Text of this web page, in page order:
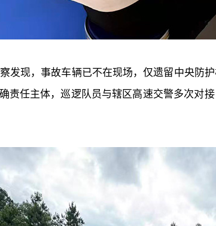
发现，事故车辆已不在现场，仅遗留中央防
责任主体，巡逻队员与辖区高速交警多次对